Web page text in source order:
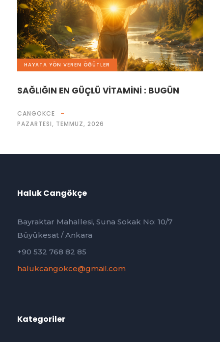
HAYATA YÖN VEREN ÖĞÜTLER
SAĞLIĞIN EN GÜÇLÜ VİTAMİNİ : BUGÜN
CANGOKCE
PAZARTESI, TEMMUZ, 2026
Haluk Cangökçe
Bayraktar Mahallesi, Suna Sokak No: 10/7
Büyükesat / Ankara
+90 532 768 82 85
halukcangokce@gmail.com
Kategoriler